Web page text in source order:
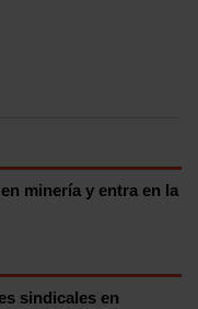
minería y entra en la
sindicales en